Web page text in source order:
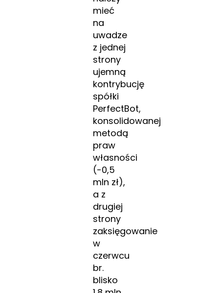
mieć
na
uwadze
z jednej
strony
ujemną
kontrybucję
spółki
PerfectBot,
konsolidowanej
metodą
praw
własności
(-0,5
mln zł),
a z
drugiej
strony
zaksięgowanie
w
czerwcu
br.
blisko